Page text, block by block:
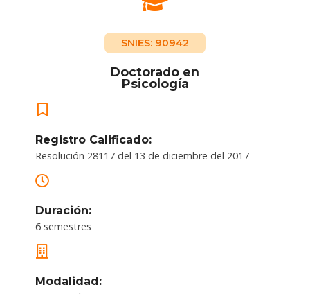
SNIES: 90942
Doctorado en
Psicología
Registro Calificado:
Resolución 28117 del 13 de diciembre del 2017
Duración:
6 semestres
Modalidad: